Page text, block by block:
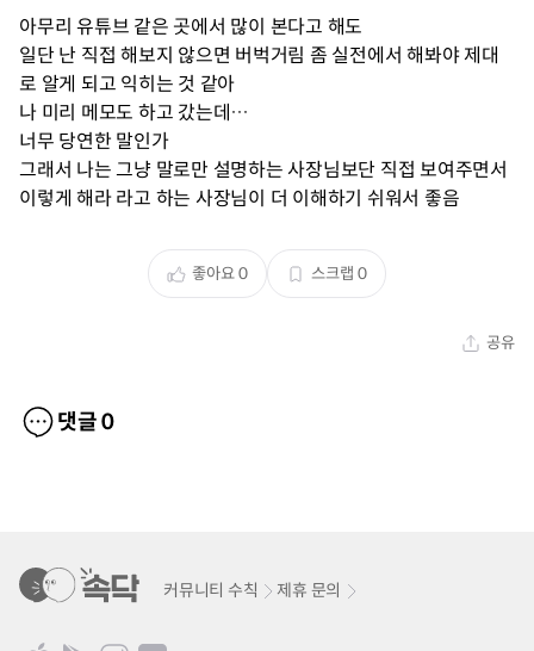
아무리 유튜브 같은 곳에서 많이 본다고 해도
일단 난 직접 해보지 않으면 버벅거림 좀 실전에서 해봐야 제대
로 알게 되고 익히는 것 같아
나 미리 메모도 하고 갔는데…
너무 당연한 말인가
그래서 나는 그냥 말로만 설명하는 사장님보단 직접 보여주면서
이렇게 해라 라고 하는 사장님이 더 이해하기 쉬워서 좋음
좋아요0 스크랩 0
공유
댓글0
커뮤니티 수칙 제휴 문의